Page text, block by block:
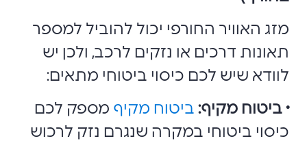
מזג האוויר החורפי יכול להוביל למספר
תאונות דרכים או נזקים לרכב, ולכן יש
לוודא שיש לכם כיסוי ביטוחי מתאים:
• ביטוח מקיף: ביטוח מקיף מספק לכם
כיסוי ביטוחי במקרה שנגרם נזק לרכוש